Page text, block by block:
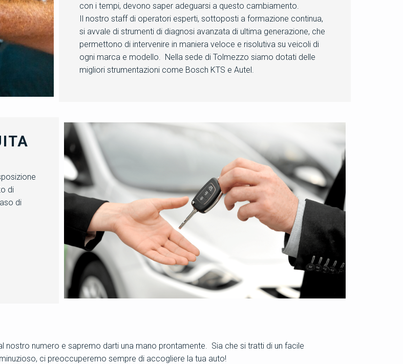
con i tempi, devono saper adeguarsi a questo cambiamento.
Il nostro staff di operatori esperti, sottoposti a formazione continua,
si avvale di strumenti di diagnosi avanzata di ultima generazione, che
permettono di intervenire in maniera veloce e risolutiva su veicoli di
ogni marca e modello. Nella sede di Tolmezzo siamo dotati delle
migliori strumentazioni come Bosch KTS e Autel.
di
di
nostro numero e sapremo darti una mano prontamente. Sia che si tratti di un facile
ci preoccuperemo sempre di accogliere la tua auto!